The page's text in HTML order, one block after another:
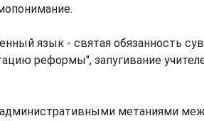
язык - святая обязанность
реформы", запугивание
метаниями